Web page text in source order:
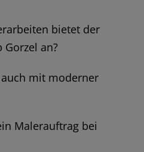
bietet der
an?
mit moderner
Malerauftrag bei